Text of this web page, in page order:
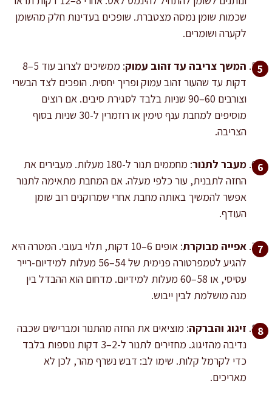
שכמות שומן נמסה מצטברת. שופכים בעדינות חלק מהשומן
לקערה ושומרים.
המשך צריבה עד זהוב עמוק
: ממשיכים לצרוב עוד 5–8
דקות עד שהעור זהוב עמוק ופריך יחסית. הופכים לצד הבשרי
וצורבים 60–90 שניות בלבד לסגירת סיבים. אם רוצים
מוסיפים למחבת ענף טימין או רוזמרין ל-30 שניות בסוף
הצריבה.
מעבר לתנור
: מחממים תנור ל-180 מעלות. מעבירים את
החזה לתבנית, עור כלפי מעלה. אם המחבת מתאימה לתנור
אפשר להמשיך באותה מחבת אחרי שמרוקנים רוב שומן
העודף.
אפייה מבוקרת
: אופים 6–10 דקות, תלוי בעובי. המטרה היא
להגיע לטמפרטורה פנימית של 54–56 מעלות למידיום-רייר
עסיסי, או 58–60 מעלות למידיום. מדחום הוא ההבדל בין
מנה מושלמת לבין ייבוש.
זיגוג והברקה: מוציאים את החזה מהתנור ומברישים שכבה
נדיבה מהזיגוג. מחזירים לתנור ל-2–3 דקות נוספות בלבד
כדי לקרמל קלות. שימו לב: דבש נשרף מהר, לכן לא
מאריכים.